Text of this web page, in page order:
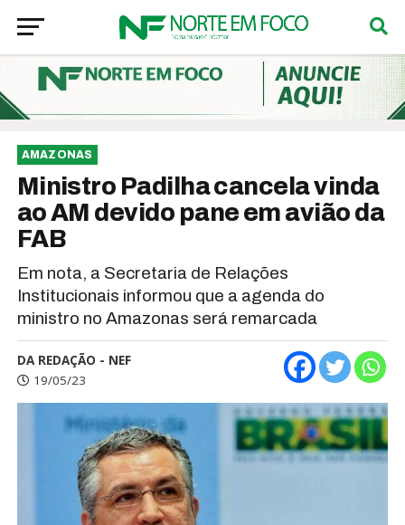
AMAZONAS
Ministro Padilha cancela vinda
ao AM devido pane em avião da
FAB
Em nota, a Secretaria de Relações
Institucionais informou que a agenda do
ministro no Amazonas será remarcada
DA REDAÇÃO - NEF
19/05/23